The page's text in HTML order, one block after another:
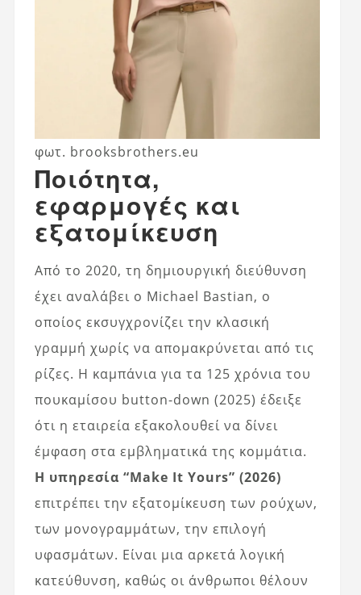
φωτ. brooksbrothers.eu
Ποιότητα,
εφαρμογές και
εξατομίκευση
Από το 2020, τη δημιουργική διεύθυνση
έχει αναλάβει ο Michael Bastian, ο
οποίος εκσυγχρονίζει την κλασική
γραμμή χωρίς να απομακρύνεται από τις
ρίζες. Η καμπάνια για τα 125 χρόνια του
πουκαμίσου button-down (2025) έδειξε
ότι η εταιρεία εξακολουθεί να δίνει
έμφαση στα εμβληματικά της κομμάτια.
Η υπηρεσία “Make It Yours” (2026)
επιτρέπει την εξατομίκευση των ρούχων,
των μονογραμμάτων, την επιλογή
υφασμάτων. Είναι μια αρκετά λογική
κατεύθυνση, καθώς οι άνθρωποι θέλουν